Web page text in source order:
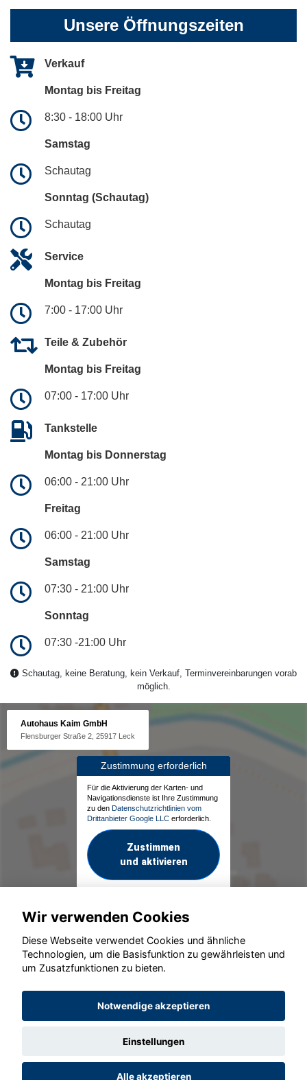
Unsere Öffnungszeiten
Verkauf
Montag bis Freitag
8:30 - 18:00 Uhr
Samstag
Schautag
Sonntag (Schautag)
Schautag
Service
Montag bis Freitag
7:00 - 17:00 Uhr
Teile & Zubehör
Montag bis Freitag
07:00 - 17:00 Uhr
Tankstelle
Montag bis Donnerstag
06:00 - 21:00 Uhr
Freitag
06:00 - 21:00 Uhr
Samstag
07:30 - 21:00 Uhr
Sonntag
07:30 -21:00 Uhr
Schautag, keine Beratung, kein Verkauf, Terminvereinbarungen vorab
möglich.
Autohaus Kaim GmbH
Flensburger Straße 2, 25917 Leck
Zustimmung erforderlich
Für die Aktivierung der Karten- und
Navigationsdienste ist Ihre Zustimmung
zu den Datenschutzrichtlinien vom
Drittanbieter Google LLC erforderlich.
Zustimmen
und aktivieren
© konjunkturmotor.de GmbH 2020 - 2026
Wir verwenden Cookies
Diese Webseite verwendet Cookies und ähnliche
Technologien, um die Basisfunktion zu gewährleisten und
um Zusatzfunktionen zu bieten.
Notwendige akzeptieren
Einstellungen
Alle akzeptieren